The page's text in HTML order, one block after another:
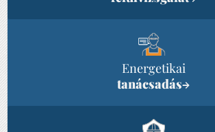
Energetikai
tanácsadás→